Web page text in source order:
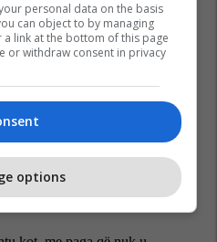
Uçk-Së
personal data on the basis
can object to by managing
link at the bottom of this page
or withdraw consent in privacy
options